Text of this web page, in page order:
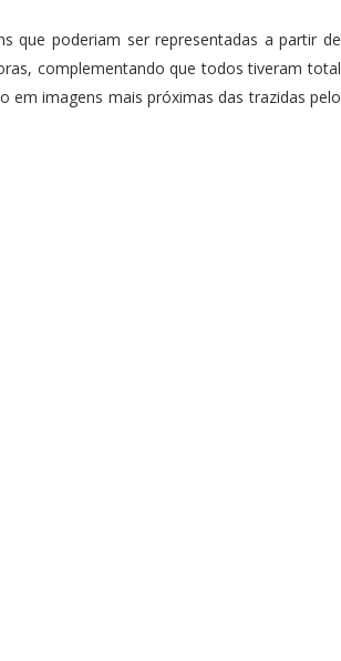
que poderiam ser representadas a partir de
complementando que todos tiveram total
em imagens mais próximas das trazidas pelo